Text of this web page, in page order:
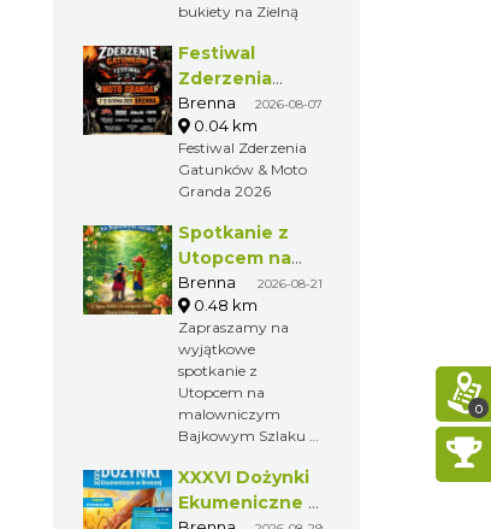
bukiety na Zielną
Festiwal
Zderzenia
Gatunków &
Moto Granda
2026
Brenna 2026-08-07
0.04 km
Festiwal Zderzenia
Gatunków & Moto
Granda 2026
Spotkanie z
Utopcem na
Bajkowym
Szlaku
Brenna 2026-08-21
0.48 km
Zapraszamy na
wyjątkowe
spotkanie z
Utopcem na
malowniczym
Bajkowym Szlaku w
XXXVI Dożynki
Ekumeniczne -
0